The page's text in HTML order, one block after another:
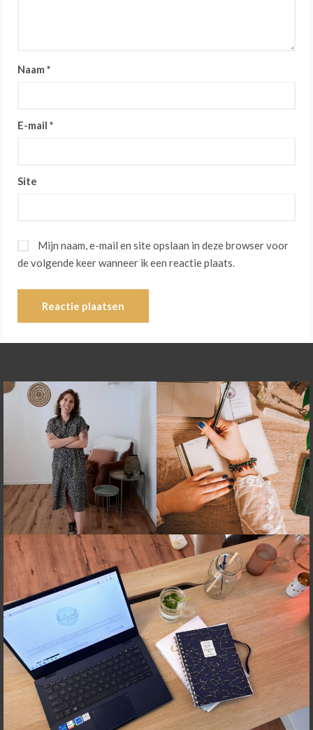
Naam *
E-mail *
Site
Mijn naam, e-mail en site opslaan in deze browser voor
de volgende keer wanneer ik een reactie plaats.